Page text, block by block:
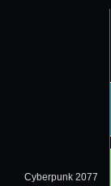
Cyberpunk 2077